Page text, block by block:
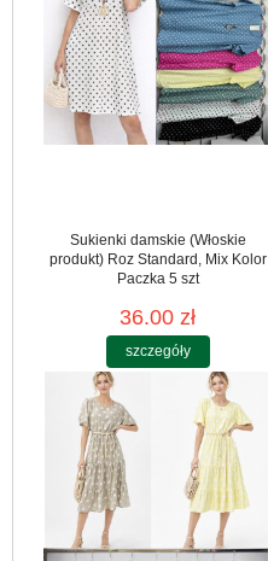
Sukienki damskie (Włoskie
produkt) Roz Standard, Mix Kolor
Paczka 5 szt
36.00 zł
szczegóły